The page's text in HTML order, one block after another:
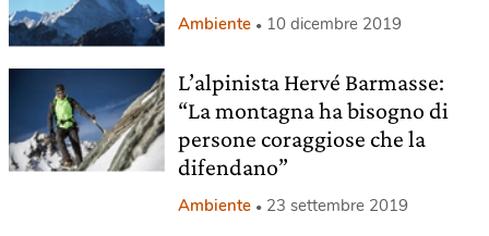
Ambiente 10 dicembre 2019
L’alpinista Hervé Barmasse:
“La montagna ha bisogno di
persone coraggiose che la
difendano”
Ambiente 23 settembre 2019